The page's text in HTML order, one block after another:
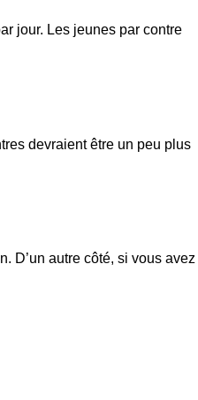
jour. Les jeunes par contre
devraient être un peu plus
D’un autre côté, si vous avez